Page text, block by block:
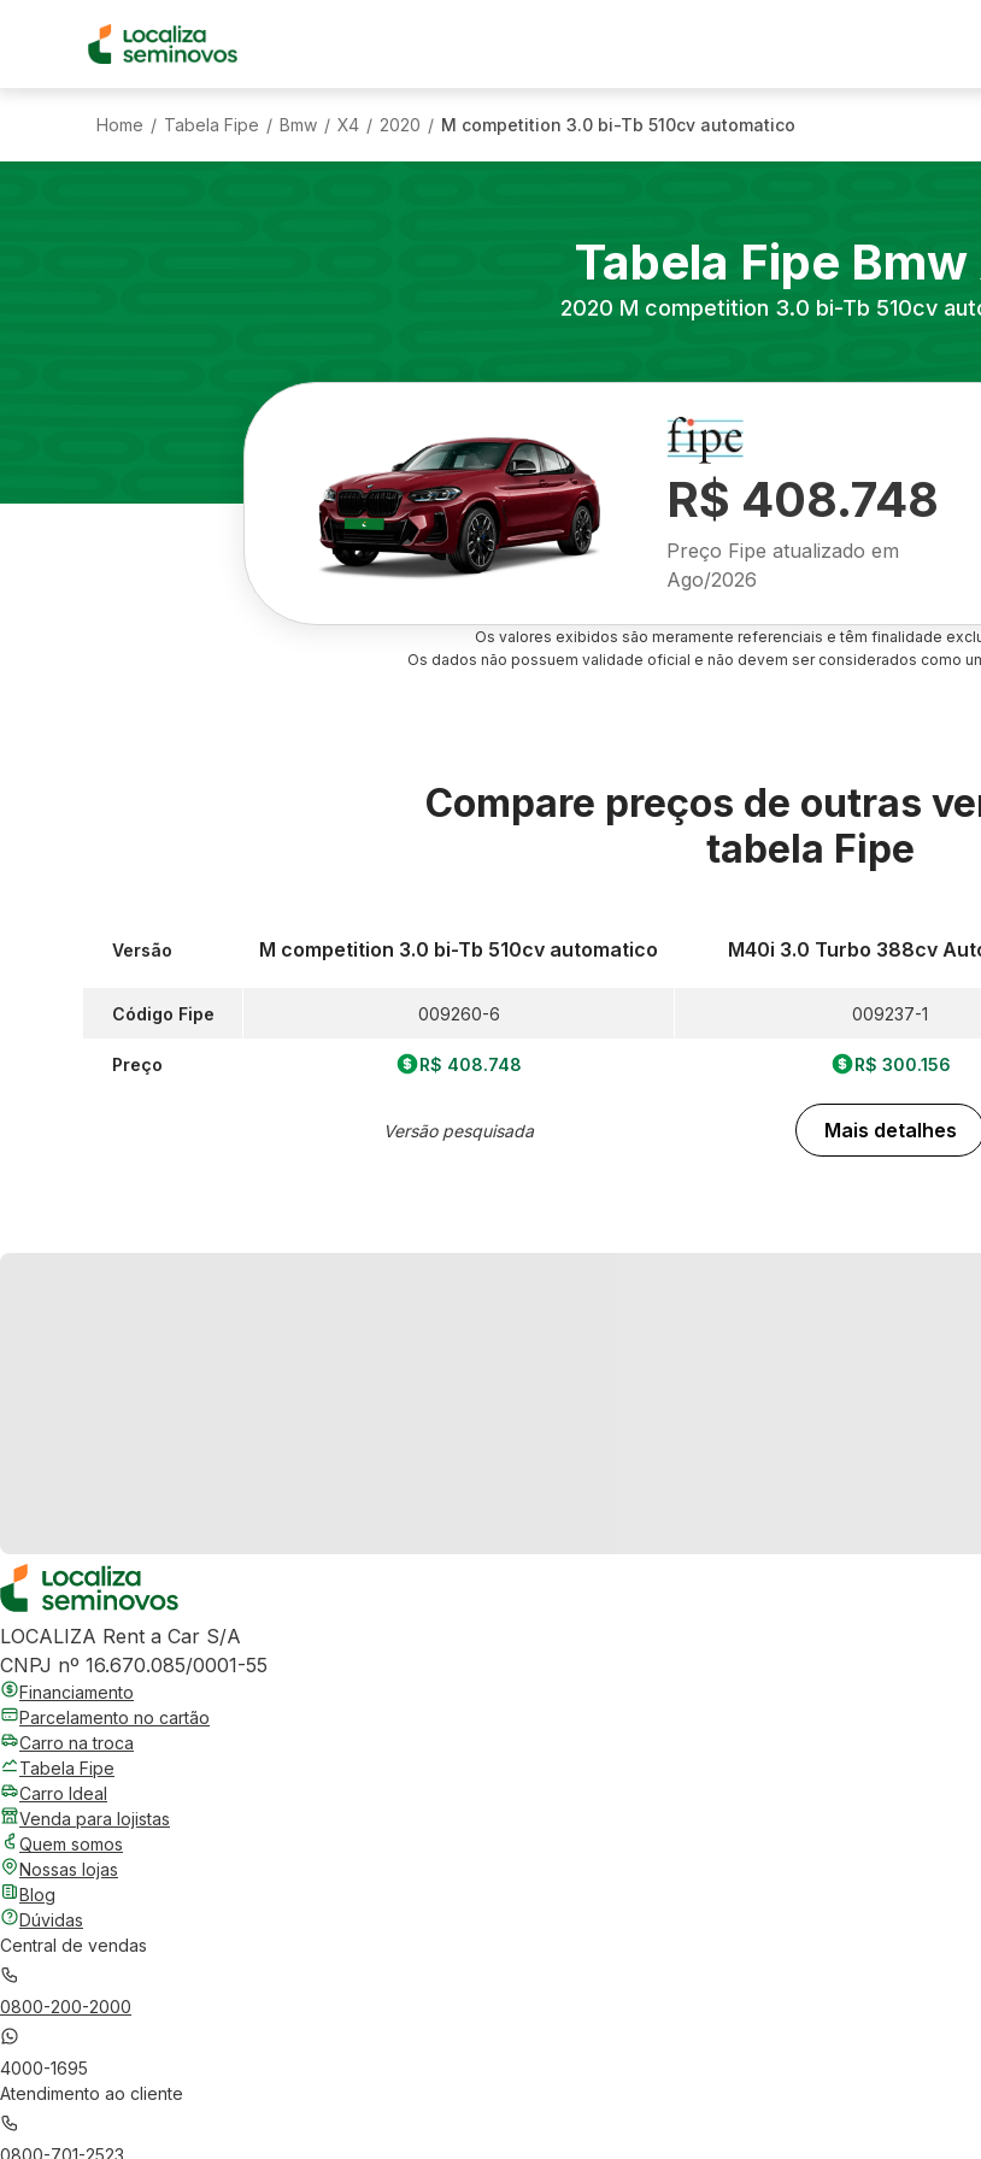
Home / Tabela Fipe / Bmw / X4 / 2020 / M competition 3.0 bi-Tb 510cv automatico
Tabela Fipe Bmw
2020 M competition 3.0 bi-Tb 510cv
R$ 408.748
Preço Fipe atualizado em
Ago/2026
Os valores exibidos são meramente referenciais e têm finalidade
Os dados não possuem validade oficial e não devem ser considerados como
Compare preços de outras
tabela Fipe
Versão
Código Fipe
Preço
M competition 3.0 bi-Tb 510cv automatico
009260-6
R$ 408.748
Versão pesquisada
M40i 3.0 Turbo 388cv
009237-1
R$ 300.156
Mais detalhes
LOCALIZA Rent a Car S/A
CNPJ nº 16.670.085/0001-55
Financiamento
Parcelamento no cartão
Carro na troca
Tabela Fipe
Carro Ideal
Venda para lojistas
Quem somos
Nossas lojas
Blog
Dúvidas
Central de vendas
0800-200-2000
4000-1695
Atendimento ao cliente
0800-701-2523